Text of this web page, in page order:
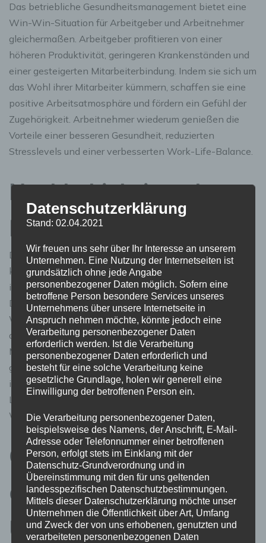
Das betriebliche Gesundheitsmanagement bietet eine
Win-Win-Situation für Arbeitgeber und Arbeitnehmer
gleichermaßen. Arbeitgeber profitieren von einer
höheren Produktivität, geringeren Krankenständen und
einer gesteigerten Mitarbeiterbindung. Indem sie sich um
das Wohl ihrer Mitarbeiter kümmern, schaffen sie eine
positive Arbeitsatmosphäre und fördern ein Gefühl der
Zugehörigkeit. Arbeitnehmer wiederum genießen die
Vorteile einer besseren Gesundheit, reduzierten
Stresslevels und einer verbesserten Work-Life-Balance.
Nachhaltigkeit und
langfristiger Erfolg
Das betriebliche Gesundheitsmanagement ist keine
kurzfristige Lösung, sondern eine langfristige Investition
in die Zukunft des Unternehmens und seiner Mitarbeiter.
Durch kontinuierliche Evaluation, Anpassung und
Weiterentwicklung der Gesundheitsprogramme kann
das Unternehmen sicherstellen, dass die
Mitarbeitergesundheit und -zufriedenheit langfristig
gefördert werden. Die positiven Auswirkungen werden
im Laufe der Zeit spürbar, sowohl in Bezug auf die
Leistungsfähigkeit des Unternehmens als auch auf das
Wohlbefinden der Mitarbeiter.
Gesunde Mitarbeiter,
erfolgreiche
Unternehmen
Datenschutzerklärung
Stand: 02.04.2021
Wir freuen uns sehr über Ihr Interesse an unserem
Unternehmen. Eine Nutzung der Internetseiten ist
grundsätzlich ohne jede Angabe
personenbezogener Daten möglich. Sofern eine
betroffene Person besondere Services unseres
Unternehmens über unsere Internetseite in
Anspruch nehmen möchte, könnte jedoch eine
Verarbeitung personenbezogener Daten
erforderlich werden. Ist die Verarbeitung
personenbezogener Daten erforderlich und
besteht für eine solche Verarbeitung keine
gesetzliche Grundlage, holen wir generell eine
Einwilligung der betroffenen Person ein.
Die Verarbeitung personenbezogener Daten,
beispielsweise des Namens, der Anschrift, E-Mail-
Adresse oder Telefonnummer einer betroffenen
Person, erfolgt stets im Einklang mit der
Datenschutz-Grundverordnung und in
Übereinstimmung mit den für uns geltenden
landesspezifischen Datenschutzbestimmungen.
Mittels dieser Datenschutzerklärung möchte unser
Unternehmen die Öffentlichkeit über Art, Umfang
und Zweck der von uns erhobenen, genutzten und
verarbeiteten personenbezogenen Daten